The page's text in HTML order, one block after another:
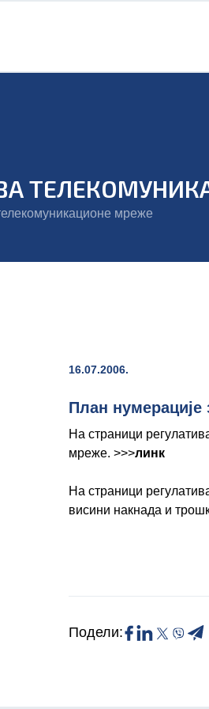
мреже
16.07.2006.
План нумерације
На страници
мреже. >>>линк
На страници
висини накнада и
Подели: